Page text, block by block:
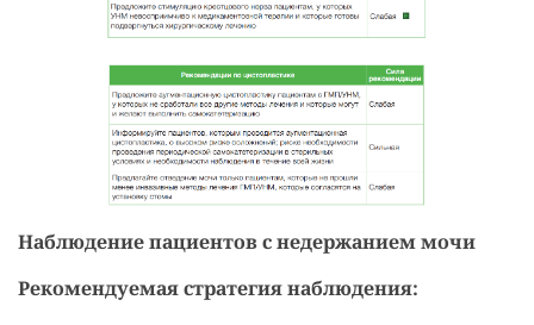
Наблюдение пациентов с недержанием мочи
Рекомендуемая стратегия наблюдения: